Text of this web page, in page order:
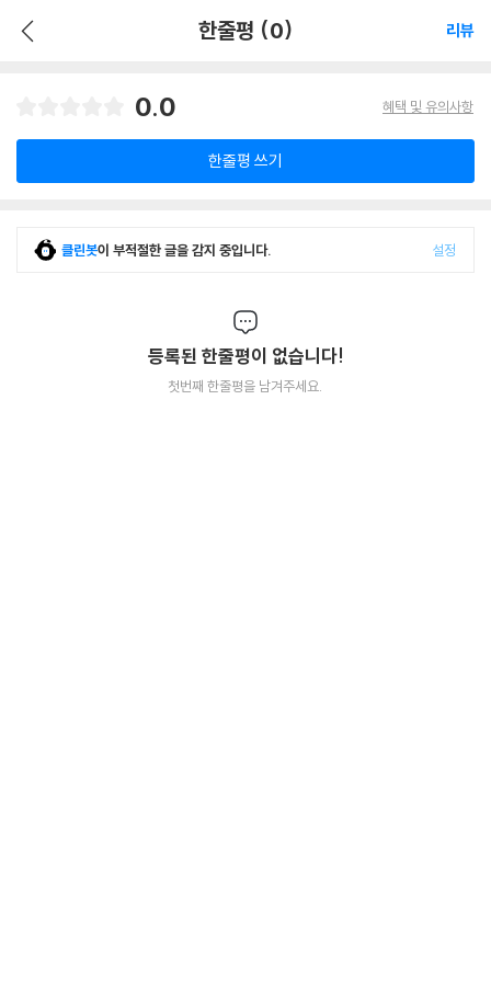
한줄평 (0) 리뷰
0.0 혜택 및 유의사항
한줄평 쓰기
클린봇이 부적절한 글을 감지 중입니다. 설정
등록된 한줄평이 없습니다!
첫번째 한줄평을 남겨주세요.